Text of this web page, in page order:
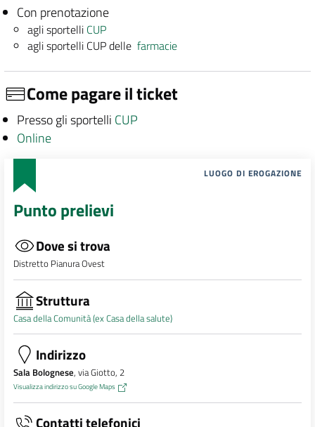
Con prenotazione
agli sportelli CUP
agli sportelli CUP dellefarmacie
Come pagare il ticket
Presso gli sportelli CUP
Online
LUOGO DI EROGAZIONE
Punto prelievi
Dove si trova
Distretto Pianura Ovest
Struttura
Casa della Comunità (ex Casa della salute)
Indirizzo
Sala Bolognese, via Giotto, 2
Visualizza indirizzo su Google Maps
Contatti telefonici